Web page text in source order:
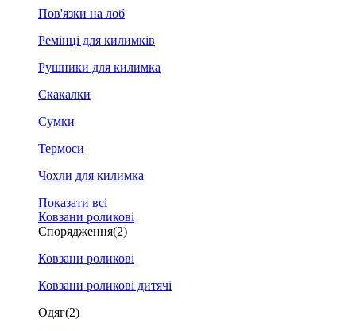
Пов'язки на лоб
Ремінці для килимків
Рушники для килимка
Скакалки
Сумки
Термоси
Чохли для килимка
Показати всі
Ковзани роликові
Спорядження(2)
Ковзани роликові
Ковзани роликові дитячі
Одяг(2)